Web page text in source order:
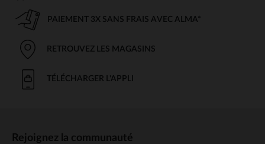
PAIEMENT 3X SANS FRAIS AVEC ALMA*
RETROUVEZ LES MAGASINS
TÉLÉCHARGER L'APPLI
Rejoignez la communauté